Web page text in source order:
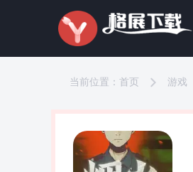
当前位置： 首页 游戏